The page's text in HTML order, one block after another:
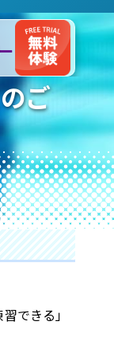
ご
できる」